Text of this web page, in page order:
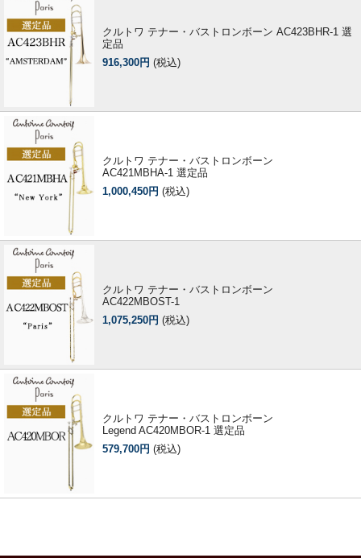
クルトワ テナー・バストロンボーン AC423BHR-1 選
定品
916,300円 (税込)
クルトワ テナー・バストロンボーン
AC421MBHA-1 選定品
1,000,450円 (税込)
クルトワ テナー・バストロンボーン
AC422MBOST-1
1,075,250円 (税込)
クルトワ テナー・バストロンボーン
Legend AC420MBOR-1 選定品
579,700円 (税込)